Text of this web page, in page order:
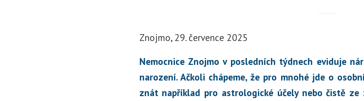
Znojmo, 29. července 2025
Nemocnice Znojmo v posledních týdnech eviduje
narození. Ačkoli chápeme, že pro mnohé jde o
znát například pro astrologické účely nebo čistě